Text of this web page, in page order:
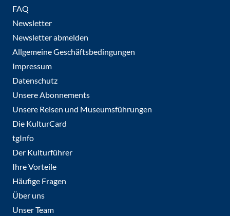
FAQ
Newsletter
Newsletter abmelden
Allgemeine Geschäftsbedingungen
Impressum
Datenschutz
Unsere Abonnements
Unsere Reisen und Museumsführungen
Die KulturCard
tgInfo
Der Kulturführer
Ihre Vorteile
Häufige Fragen
Über uns
Unser Team